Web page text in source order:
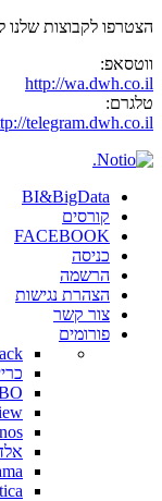
הצטרפו לקבוצות שלנו
ווטסאפ:
http://wa.dwh.co.il
טלגרם:
telegram.dwh.co.il
BI&BigData
קורסים
FACEBOOK
כניסה
הרשמה
הצהרת נגישות
צור קשר
פורומים